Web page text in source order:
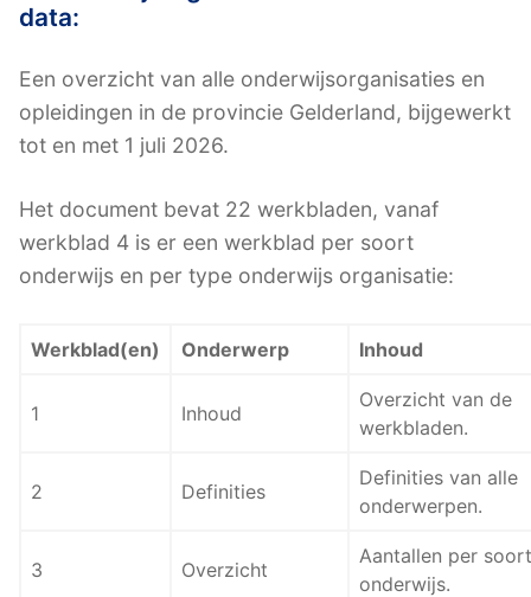
data:
Een overzicht van alle onderwijsorganisaties en
opleidingen in de provincie Gelderland, bijgewerkt
tot en met 1 juli 2026.
Het document bevat 22 werkbladen, vanaf
werkblad 4 is er een werkblad per soort
onderwijs en per type onderwijs organisatie:
Werkblad(en) Onderwerp Inhoud
1 Inhoud
Overzicht van de
werkbladen.
2 Definities
Definities van alle
onderwerpen.
3 Overzicht
Aantallen per soort
onderwijs.